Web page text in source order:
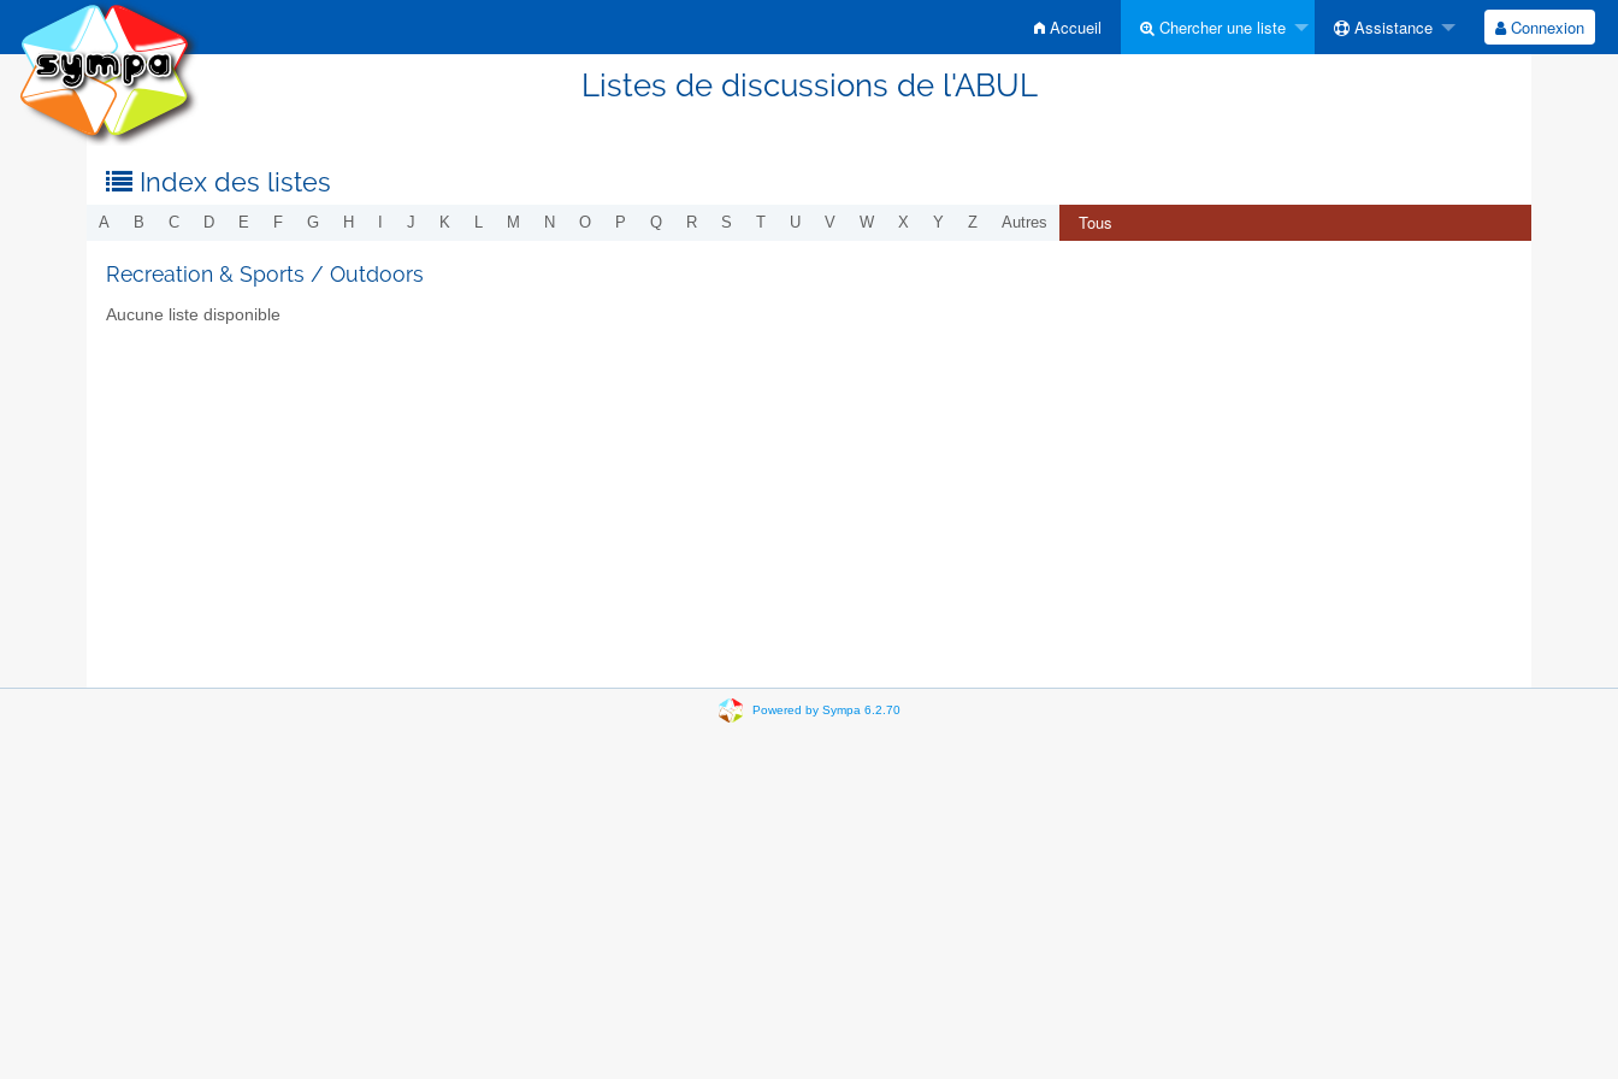
Accueil Chercher une liste Assistance Connexion
Listes de discussions de l'ABUL
Index des listes
A B C D E F G H J K L M N O P Q R S T U V W X Y Z Autres Tous
Recreation & Sports / Outdoors
Aucune liste disponible
Powered by Sympa 6.2.70